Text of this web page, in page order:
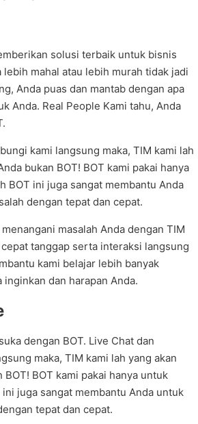
solusi terbaik untuk bisnis
lebih mahal atau lebih murah tidak jadi
Anda puas dan mantab dengan apa
Anda. Real People Kami tahu, Anda
kami langsung maka, TIM kami lah
bukan BOT! BOT kami pakai hanya
BOT ini juga sangat membantu Anda
dengan tepat dan cepat.
masalah Anda dengan TIM
tanggap serta interaksi langsung
kami belajar lebih banyak
dan harapan Anda.
dengan BOT. Live Chat dan
maka, TIM kami lah yang akan
BOT! BOT kami pakai hanya untuk
juga sangat membantu Anda untuk
tepat dan cepat.